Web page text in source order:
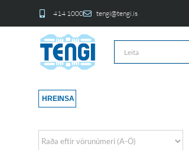
414 1000 tengi@tengi.is
HREINSA
Sort Products